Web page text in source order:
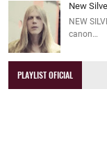
New
NEW
canon…
PLAYLIST OFICIAL